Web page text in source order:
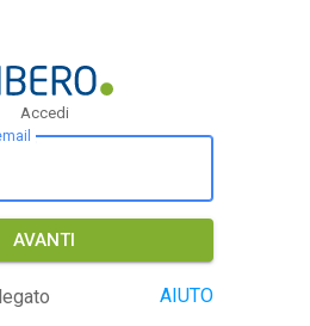
Accedi
AVANTI
AIUTO